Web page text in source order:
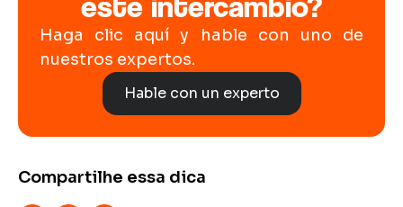
Haga clic aquí y hable con uno de
nuestros expertos.
Hable con un experto
Compartilhe essa dica